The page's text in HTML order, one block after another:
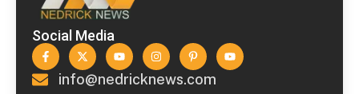
Social Media
info@nedricknews.com